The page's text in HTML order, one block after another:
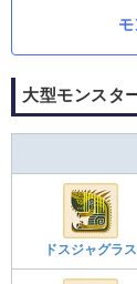
大型モンスタ
ドスジャグラス